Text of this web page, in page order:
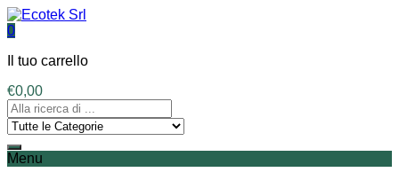
0
Il tuo carrello
€0,00
Menu